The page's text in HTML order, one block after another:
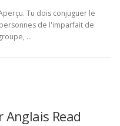
Tu dois conjuguer le
de l'imparfait de
…
Anglais Read